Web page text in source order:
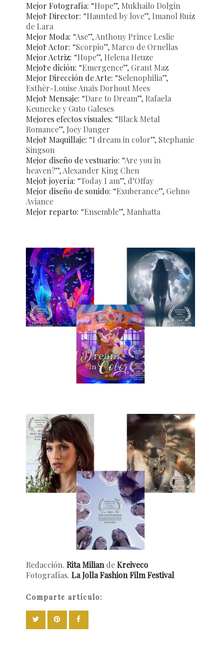
Mejor Fotografía: “Hope”, Mukhailo Dolgin
Mejor Director: “Haunted by love”, Imanol Ruíz
de Lara
Mejor Moda: “Ase”, Anthony Prince Leslie
Mejor Actor: “Scorpio”, Marco de Ornellas
Mejor Actriz: “Hope”, Helena Heuze
Mejore dición: “Emergence”, Grant Maz
Mejor Dirección de Arte: “Selenophilia”,
Esthèr-Louise Anaïs Dorhout Mees
Mejor Mensaje: “Dare to Dream”, Rafaela
Keunecke y Guto Galeses
Mejores efectos visuales: “Black Metal
Romance”, Joey Danger
Mejor Maquillaje: “I dream in color”, Stephanie
Singson
Mejor diseño de vestuario: “Are you in
heaven?”, Alexander King Chen
Mejor joyería: “Today I am”, d’Offay
Mejor diseño de sonido: “Exuberance”, Gehno
Aviance
Mejor reparto: “Ensemble”, Manhatta
Redacción. Rita MiliandeKreiveco
Fotografías. La Jolla Fashion Film Festival
Comparte artículo: